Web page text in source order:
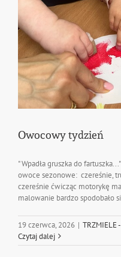
Owocowy tydzień
" Wpadła gruszka do
owoce sezonowe: czereśnie,
czereśnie ćwicząc motorykę
malowanie bardzo spodobało
19 czerwca, 2026 | TRZMIELE
Czytaj dalej